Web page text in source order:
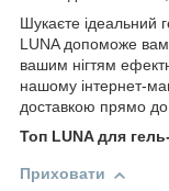
Шукаєте ідеальний
LUNA допоможе вам
вашим нігтям
нашому інтернет-
доставкою прямо
Топ LUNA для
Приховати